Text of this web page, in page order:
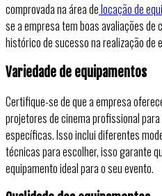
comprovada na área delocação de
se a empresa tem boas avaliações
histórico de sucesso na realização de
Variedade de equipamentos
Certifique-se de que a empresa
projetores de cinema profissional
específicas. Isso inclui diferentes
técnicas para escolher, isso garante
equipamento ideal para o seu evento.